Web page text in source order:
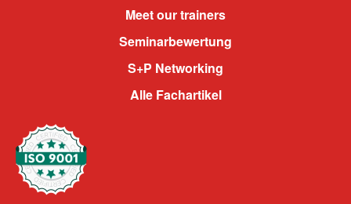
Meet our trainers
Seminarbewertung
S+P Networking
Alle Fachartikel